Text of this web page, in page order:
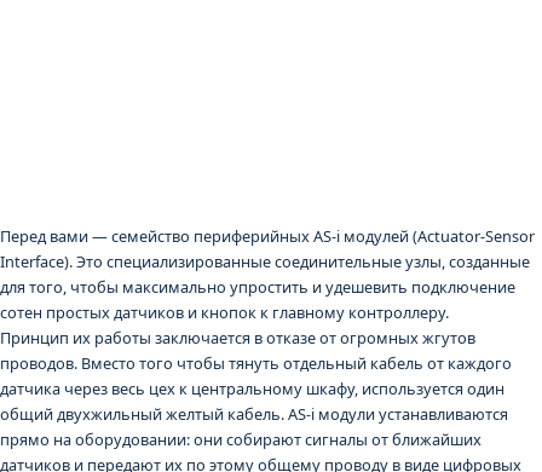
Перед вами — семейство периферийных AS-i модулей (Actuator-Sensor
Interface). Это специализированные соединительные узлы, созданные
для того, чтобы максимально упростить и удешевить подключение
сотен простых датчиков и кнопок к главному контроллеру.
Принцип их работы заключается в отказе от огромных жгутов
проводов. Вместо того чтобы тянуть отдельный кабель от каждого
датчика через весь цех к центральному шкафу, используется один
общий двухжильный желтый кабель. AS-i модули устанавливаются
прямо на оборудовании: они собирают сигналы от ближайших
датчиков и передают их по этому общему проводу в виде цифровых